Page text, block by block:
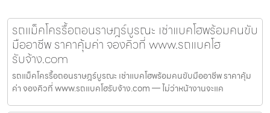
รถแม็คโครรื้อถอนราษฎร์บูรณะ เช่าแบคโฮพร้อมคนขับ
มืออาชีพ ราคาคุ้มค่า จองคิวที่ www.รถแบคโฮ
รับจ้าง.com
รถแม็คโครรื้อถอนราษฎร์บูรณะ เช่าแบคโฮพร้อมคนขับมืออาชีพ ราคาคุ้ม
ค่า จองคิวที่ www.รถแบคโฮรับจ้าง.com — ไม่ว่าหน้างานจะแค